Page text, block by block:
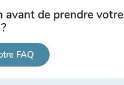
avant de prendre votre
FAQ